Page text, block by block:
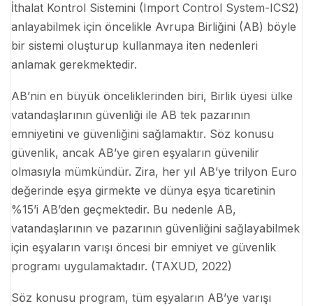
İthalat Kontrol Sistemini (Import Control System-ICS2)
anlayabilmek için öncelikle Avrupa Birliğini (AB) böyle
bir sistemi oluşturup kullanmaya iten nedenleri
anlamak gerekmektedir.
AB’nin en büyük önceliklerinden biri, Birlik üyesi ülke
vatandaşlarının güvenliği ile AB tek pazarının
emniyetini ve güvenliğini sağlamaktır. Söz konusu
güvenlik, ancak AB’ye giren eşyaların güvenilir
olmasıyla mümkündür. Zira, her yıl AB’ye trilyon Euro
değerinde eşya girmekte ve dünya eşya ticaretinin
%15’i AB’den geçmektedir. Bu nedenle AB,
vatandaşlarının ve pazarının güvenliğini sağlayabilmek
için eşyaların varışı öncesi bir emniyet ve güvenlik
programı uygulamaktadır. (TAXUD, 2022)
Söz konusu program, tüm eşyaların AB’ye varışı